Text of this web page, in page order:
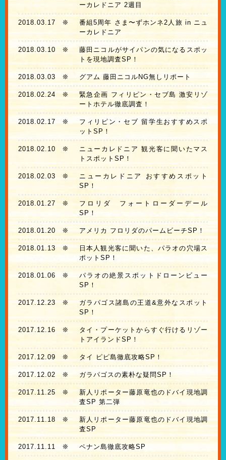
ーカレドニア 2週目
2018.03.17 ❊
番組5周年 さま〜ずホンネ2人旅 in ニュ
ーカレドニア
2018.03.10 ❊
藤田ニコルがサイパンの気になるスポッ
トを現地調査SP！
2018.03.03❊ グアム 藤田ニコルNG無しリポート
2018.02.24❊
緊急企画 フィリピン・セブ島 激安リゾ
ートホテル徹底調査！
2018.02.17 ❊
フィリピン・セブ 留学生おすすめスポ
ットSP！
2018.02.10 ❊
ニューカレドニア 観光客に聞いたマス
トスポットSP！
2018.02.03 ❊
ニューカレドニア おすすめスポット
SP！
2018.01.27 ❊
フロリダ フォートローダーデール
SP！
2018.01.20 ❊ アメリカ フロリダのパームビーチSP！
2018.01.13❊
日本人観光客に聞いた、パラオの穴場ス
ポットSP！
2018.01.06 ❊
パラオの絶景スポットドローンビュー
SP！
2017.12.23❊
ガラパゴス諸島の王道&意外なスポット
SP！
2017.12.16 ❊
タイ・プーケットからすぐ行けるリゾー
トアイランドSP！
2017.12.09 ❊ タイ ピピ島徹底攻略SP！
2017.12.02 ❊ ガラパゴスの素朴な疑問SP！
2017.11.25❊
新人リポーター藤原竜也のドバイ現地調
査SP 第二弾
2017.11.18❊
新人リポーター藤原竜也のドバイ現地調
査SP
2017.11.11 ❊ ペナン島徹底攻略SP